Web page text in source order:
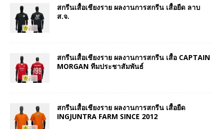
สกรีนเสื้อเชียงราย ผลงานการสกรีน เสื้อยืด ลาบ
ส.จ.
สกรีนเสื้อเชียงราย ผลงานการสกรีน เสื้อ CAPTAIN
MORGAN ทีมประชาสัมพันธ์
สกรีนเสื้อเชียงราย ผลงานการสกรีน เสื้อยืด
INGJUNTRA FARM SINCE 2012